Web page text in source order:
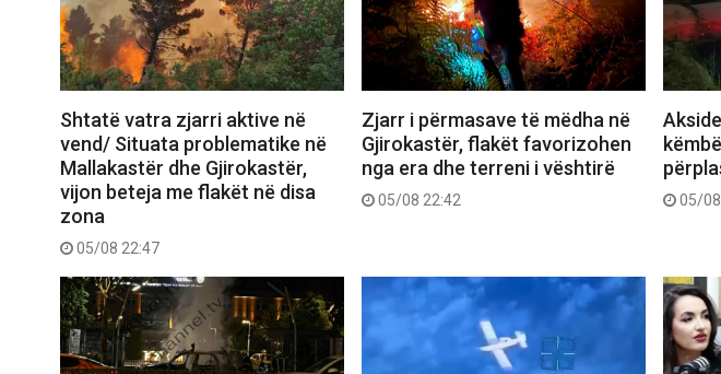
Shtatë vatra zjarri aktive në
vend/ Situata problematike në
Mallakastër dhe Gjirokastër,
vijon beteja me flakët në disa
zona
05/08 22:47
Zjarr i përmasave të mëdha në
Gjirokastër, flakët favorizohen
nga era dhe terreni i vështirë
05/08 22:42 05/08